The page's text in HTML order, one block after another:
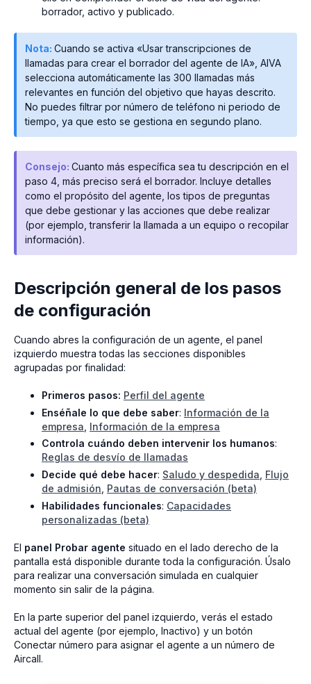
borrador, activo y publicado.
Nota: Cuando se activa «Usar transcripciones de
llamadas para crear el borrador del agente de IA», AIVA
selecciona automáticamente las 300 llamadas más
relevantes en función del objetivo que hayas descrito.
No puedes filtrar por número de teléfono ni periodo de
tiempo, ya que esto se gestiona en segundo plano.
Consejo: Cuanto más específica sea tu descripción en el
paso 4, más preciso será el borrador. Incluye detalles
como el propósito del agente, los tipos de preguntas
que debe gestionar y las acciones que debe realizar
(por ejemplo, transferir la llamada a un equipo o recopilar
información).
Descripción general de los pasos
de configuración
Cuando abres la configuración de un agente, el panel
izquierdo muestra todas las secciones disponibles
agrupadas por finalidad:
Primeros pasos: Perfil del agente
Enséñale lo que debe saber: Información de la
empresa Información de la empresa
Controla cuándo deben intervenir los humanos:
Reglas de desvío de llamadas
Decide qué debe hacer: Saludo y despedida Flujo
de admisión Pautas de conversación (beta)
Habilidades funcionales: Capacidades
personalizadas (beta)
El panel Probar agente situado en el lado derecho de la
pantalla está disponible durante toda la configuración. Úsalo
para realizar una conversación simulada en cualquier
momento sin salir de la página.
En la parte superior del panel izquierdo, verás el estado
actual del agente (por ejemplo, Inactivo) y un botón
Conectar número para asignar el agente a un número de
Aircall.